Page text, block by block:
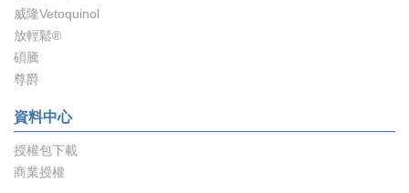
威隆Vetoquinol
放輕鬆®️
碩騰
尊爵
資料中心
授權包下載
商業授權